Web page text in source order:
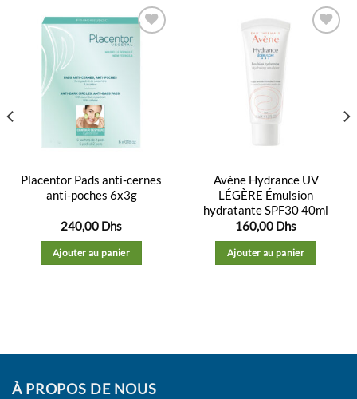
Placentor Pads anti-cernes
anti-poches 6x3g
240,00 Dhs
Ajouter au panier
Avène Hydrance UV
LÉGÈRE Émulsion
hydratante SPF30 40ml
160,00 Dhs
Ajouter au panier
À PROPOS DE NOUS